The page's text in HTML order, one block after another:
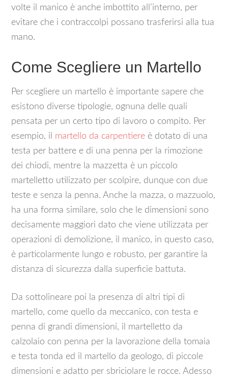
volte il manico è anche imbottito all’interno, per
evitare che i contraccolpi possano trasferirsi alla tua
mano.
Come Scegliere un Martello
Per scegliere un martello è importante sapere che
esistono diverse tipologie, ognuna delle quali
pensata per un certo tipo di lavoro o compito. Per
esempio, il martello da carpentiere è dotato di una
testa per battere e di una penna per la rimozione
dei chiodi, mentre la mazzetta è un piccolo
martelletto utilizzato per scolpire, dunque con due
teste e senza la penna. Anche la mazza, o mazzuolo,
ha una forma similare, solo che le dimensioni sono
decisamente maggiori dato che viene utilizzata per
operazioni di demolizione, il manico, in questo caso,
è particolarmente lungo e robusto, per garantire la
distanza di sicurezza dalla superficie battuta.
Da sottolineare poi la presenza di altri tipi di
martello, come quello da meccanico, con testa e
penna di grandi dimensioni, il martelletto da
calzolaio con penna per la lavorazione della tomaia
e testa tonda ed il martello da geologo, di piccole
dimensioni e adatto per sbriciolare le rocce. Adesso